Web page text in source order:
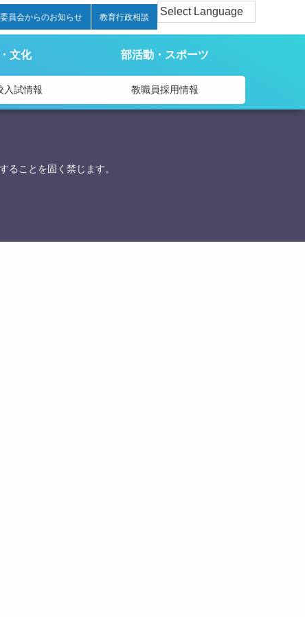
員会からのお知らせ 教育行政相談
文化 部活動・スポーツ
入試情報 教職員採用情報
ることを固く禁じます。